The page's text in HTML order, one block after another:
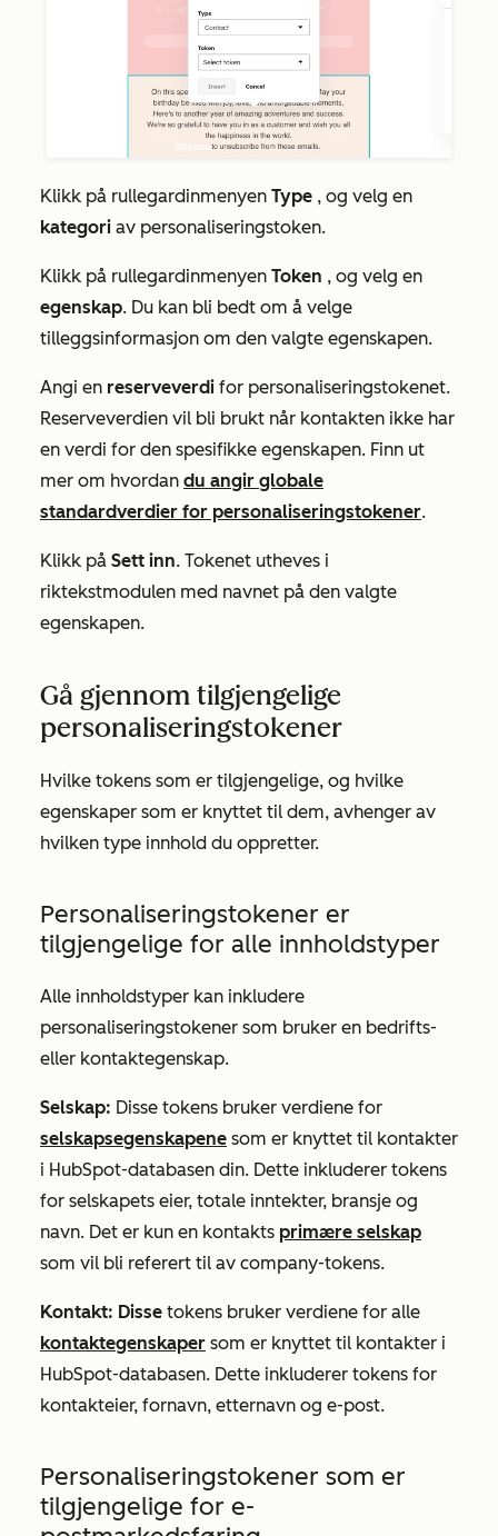
Klikk på rullegardinmenyen Type , og velg en
kategori av personaliseringstoken.
Klikk på rullegardinmenyen Token , og velg en
egenskap. Du kan bli bedt om å velge
tilleggsinformasjon om den valgte egenskapen.
Angi en reserveverdi for personaliseringstokenet.
Reserveverdien vil bli brukt når kontakten ikke har
en verdi for den spesifikke egenskapen. Finn ut
mer om hvordan du angir globale
standardverdier for personaliseringstokener.
Klikk på Sett inn. Tokenet utheves i
riktekstmodulen med navnet på den valgte
egenskapen.
Gå gjennom tilgjengelige
personaliseringstokener
Hvilke tokens som er tilgjengelige, og hvilke
egenskaper som er knyttet til dem, avhenger av
hvilken type innhold du oppretter.
Personaliseringstokener er
tilgjengelige for alle innholdstyper
Alle innholdstyper kan inkludere
personaliseringstokener som bruker en bedrifts-
eller kontaktegenskap.
Selskap: Disse tokens bruker verdiene for
selskapsegenskapene som er knyttet til kontakter
i HubSpot-databasen din. Dette inkluderer tokens
for selskapets eier, totale inntekter, bransje og
navn. Det er kun en kontakts primære selskap
som vil bli referert til av company-tokens.
Kontakt: Disse tokens bruker verdiene for alle
kontaktegenskaper som er knyttet til kontakter i
HubSpot-databasen. Dette inkluderer tokens for
kontakteier, fornavn, etternavn og e-post.
Personaliseringstokener som er
tilgjengelige for e-